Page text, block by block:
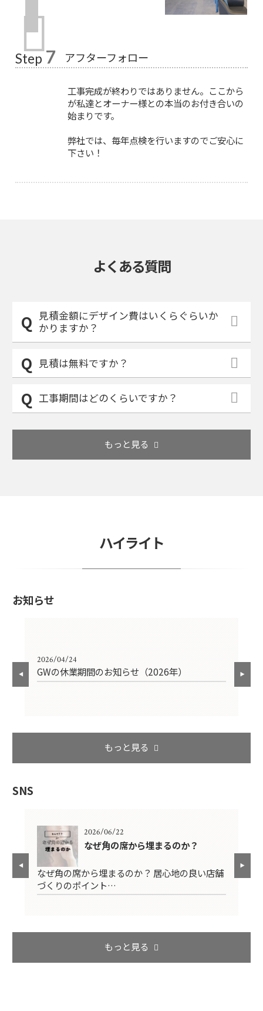
Step 7 アフターフォロー
工事完成が終わりではありません。ここから
が私達とオーナー様との本当のお付き合いの
始まりです。
弊社では、毎年点検を行いますのでご安心に
下さい！
よくある質問
見積金額にデザイン費はいくらぐらいか
かりますか？
見積は無料ですか？
工事期間はどのくらいですか？
もっと見る
ハイライト
お知らせ
2026/04/24
GWの休業期間のお知らせ（2026年）
もっと見る
SNS
2026/06/22
なぜ角の席から埋まるのか？
なぜ角の席から埋まるのか？ 居心地の良い店舗
づくりのポイント…
もっと見る